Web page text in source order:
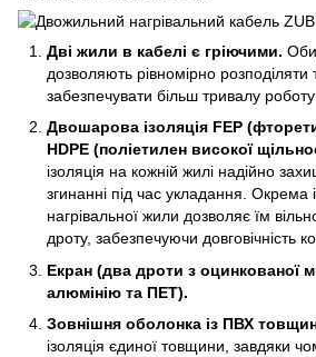
Дві жили в кабелі є гріючими.
дозволяють рівномірно розподіляти
забезпечувати більш тривалу роботу
Двошарова ізоляція FEP
HDPE (поліетилен високої
ізоляція на кожній жилі надійно
згинанні під час укладання. Окрема
нагрівальної жили дозволяє їм
дроту, забезпечуючи довговічність
Екран (два дроти з оцинкованої
алюмінію та ПЕТ).
Зовнішня оболонка із ПВХ
ізоляція єдиної товщини, завдяки